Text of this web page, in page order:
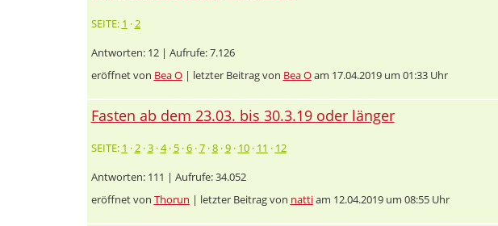
SEITE: 1 ·2
Antworten: 12 | Aufrufe: 7.126
eröffnet von Bea O| letzter Beitrag von Bea Oam 17.04.2019 um 01:33 Uhr
Fasten ab dem 23.03. bis 30.3.19 oder länger
SEITE: 1 ·2·3·4· 5·6·7·8·9· 10· 11 · 12
Antworten: 111 | Aufrufe: 34.052
eröffnet von Thorun | letzter Beitrag von nattiam 12.04.2019 um 08:55 Uhr